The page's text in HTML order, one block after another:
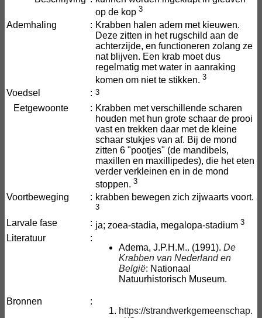
op de kop 3
Ademhaling : Krabben halen adem met kieuwen.
Deze zitten in het rugschild aan de
achterzijde, en functioneren zolang ze
nat blijven. Een krab moet dus
regelmatig met water in aanraking
komen om niet te stikken. 3
Voedsel : 3
Eetgewoonte : Krabben met verschillende scharen
houden met hun grote schaar de prooi
vast en trekken daar met de kleine
schaar stukjes van af. Bij de mond
zitten 6 "pootjes" (de mandibels,
maxillen en maxillipedes), die het eten
verder verkleinen en in de mond
stoppen. 3
Voortbeweging : krabben bewegen zich zijwaarts voort.
3
Larvale fase : ja; zoea-stadia, megalopa-stadium 3
Literatuur
:
Adema, J.P.H.M.. (1991). De
Krabben van Nederland en
België: Nationaal
Natuurhistorisch Museum.
Bronnen
:
https://strandwerkgemeenschap.